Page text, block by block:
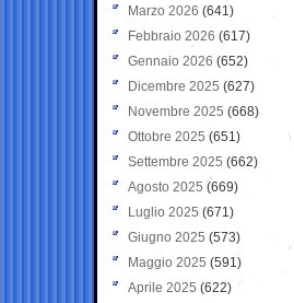
Marzo 2026 (641)
Febbraio 2026 (617)
Gennaio 2026 (652)
Dicembre 2025 (627)
Novembre 2025 (668)
Ottobre 2025 (651)
Settembre 2025 (662)
Agosto 2025 (669)
Luglio 2025 (671)
Giugno 2025 (573)
Maggio 2025 (591)
Aprile 2025 (622)